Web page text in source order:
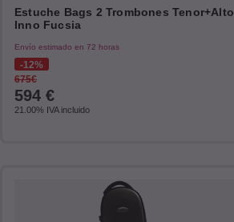
Estuche Bags 2 Trombones Tenor+Alto
Inno Fucsia
Envío estimado en 72 horas
12%
675€
594 €
21.00% IVA incluido